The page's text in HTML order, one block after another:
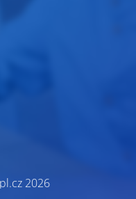
2026